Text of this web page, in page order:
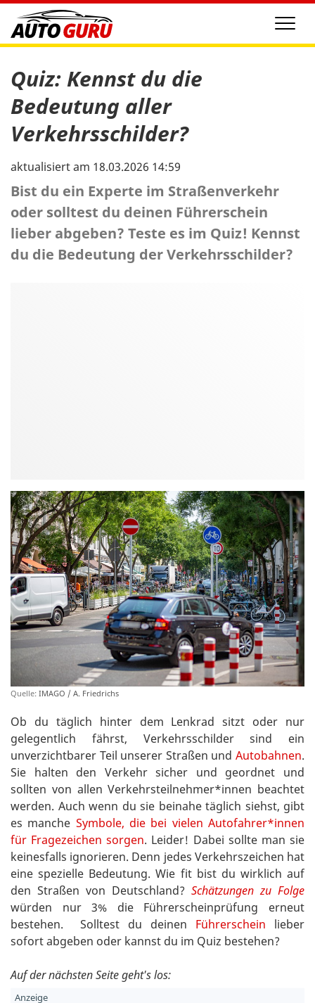
Quiz: Kennst du die
Bedeutung aller
Verkehrsschilder?
aktualisiert am 18.03.2026 14:59
Bist du ein Experte im Straßenverkehr
oder solltest du deinen Führerschein
lieber abgeben? Teste es im Quiz! Kennst
du die Bedeutung der Verkehrsschilder?
Quelle: IMAGO / A. Friedrichs
Ob du täglich hinter dem Lenkrad sitzt oder nur
gelegentlich fährst, Verkehrsschilder sind ein
unverzichtbarer Teil unserer Straßen und Autobahnen.
Sie halten den Verkehr sicher und geordnet und
sollten von allen Verkehrsteilnehmer*innen beachtet
werden. Auch wenn du sie beinahe täglich siehst, gibt
es manche Symbole, die bei vielen Autofahrer*innen
für Fragezeichen sorgen. Leider! Dabei sollte man sie
keinesfalls ignorieren. Denn jedes Verkehrszeichen hat
eine spezielle Bedeutung. Wie fit bist du wirklich auf
den Straßen von Deutschland? Schätzungen zu Folge
würden nur 3% die Führerscheinprüfung erneut
bestehen. Solltest du deinen Führerschein lieber
sofort abgeben oder kannst du im Quiz bestehen?
Auf der nächsten Seite geht's los: